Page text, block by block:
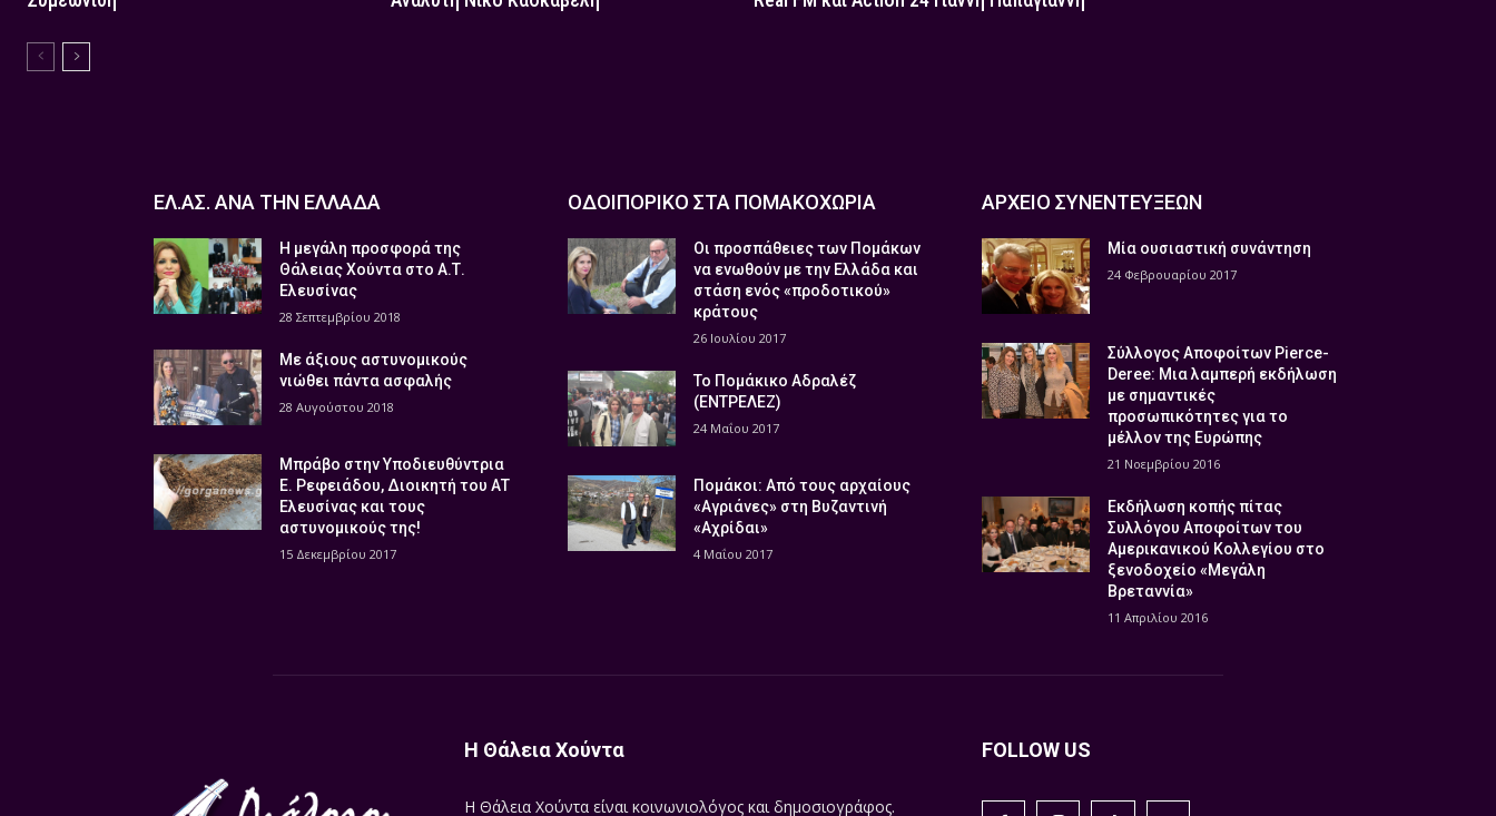
ΕΛ.ΑΣ. ΑΝΑ ΤΗΝ ΕΛΛΑΔΑ
Η μεγάλη προσφορά της
Θάλειας Χούντα στο Α.Τ.
Ελευσίνας
28 Σεπτεμβρίου 2018
Με άξιους αστυνομικούς
νιώθει πάντα ασφαλής
28 Αυγούστου 2018
Μπράβο στην Υποδιευθύντρια
Ε. Ρεφειάδου, Διοικητή του ΑΤ
Ελευσίνας και τους
αστυνομικούς της!
15 Δεκεμβρίου 2017
ΟΔΟΙΠΟΡΙΚΟ ΣΤΑ ΠΟΜΑΚΟΧΩΡΙΑ
Οι προσπάθειες των Πομάκων
να ενωθούν με την Ελλάδα και
στάση ενός «προδοτικού»
κράτους
26 Ιουλίου 2017
Το Πομάκικο Αδραλέζ
(ΕΝΤΡΕΛΕΖ)
24 Μαΐου 2017
Πομάκοι: Από τους αρχαίους
«Αγριάνες» στη Βυζαντινή
«Αχρίδαι»
4 Μαΐου 2017
ΑΡΧΕΙΟ ΣΥΝΕΝΤΕΥΞΕΩΝ
Μία ουσιαστική συνάντηση
24 Φεβρουαρίου 2017
Σύλλογος Αποφοίτων Pierce-
Deree: Μια λαμπερή εκδήλωση
με σημαντικές
προσωπικότητες για το
μέλλον της Ευρώπης
21 Νοεμβρίου 2016
Εκδήλωση κοπής πίτας
Συλλόγου Αποφοίτων του
Αμερικανικού Κολλεγίου στο
ξενοδοχείο «Μεγάλη
Βρεταννία»
11 Απριλίου 2016
Η Θάλεια Χούντα
Η Θάλεια Χούντα είναι κοινωνιολόγος και δημοσιογράφος.
FOLLOW US